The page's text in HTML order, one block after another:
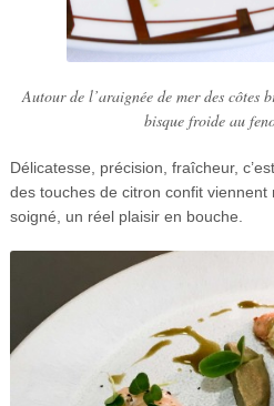
Autour de l’araignée de mer des côtes
bisque froide au
Délicatesse, précision, fraîcheur,
des touches de citron confit viennent
soigné, un réel plaisir en bouche.